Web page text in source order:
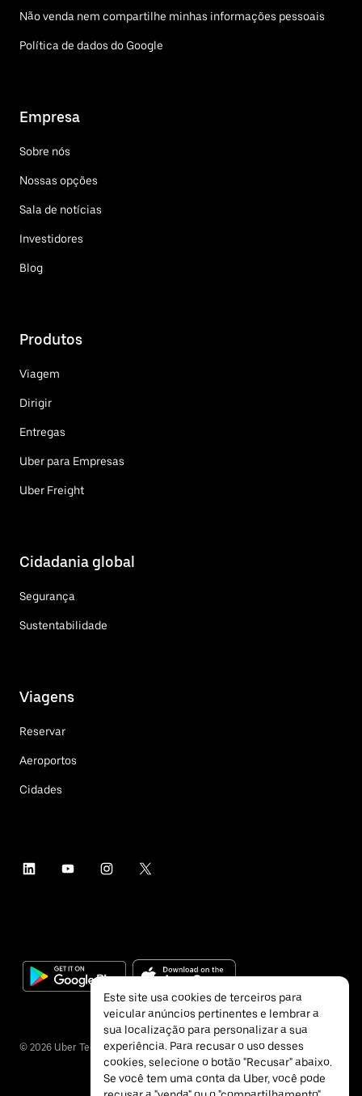
Não venda nem compartilhe minhas informações pessoais
Política de dados do Google
Empresa
Sobre nós
Nossas opções
Sala de notícias
Investidores
Blog
Produtos
Viagem
Dirigir
Entregas
Uber para Empresas
Uber Freight
Cidadania global
Segurança
Sustentabilidade
Viagens
Reservar
Aeroportos
Cidades
© 2026 Uber Technologies Inc.
Este site usa cookies de terceiros para
veicular anúncios pertinentes e lembrar a
sua localização para personalizar a sua
experiência. Para recusar o uso desses
cookies, selecione o botão "Recusar" abaixo.
Se você tem uma conta da Uber, você pode